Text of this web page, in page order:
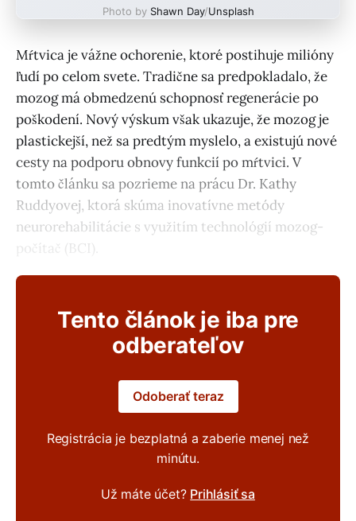
Photo by Shawn Day/Unsplash
Mŕtvica je vážne ochorenie, ktoré postihuje milióny
ľudí po celom svete. Tradične sa predpokladalo, že
mozog má obmedzenú schopnosť regenerácie po
poškodení. Nový výskum však ukazuje, že mozog je
plastickejší, než sa predtým myslelo, a existujú nové
cesty na podporu obnovy funkcií po mŕtvici. V
tomto článku sa pozrieme na prácu Dr. Kathy
Ruddyovej, ktorá skúma inovatívne metódy
neurorehabilitácie s využitím technológií mozog-
počítač (BCI).
Tento článok je iba pre
odberateľov
Odoberať teraz
Registrácia je bezplatná a zaberie menej než
minútu.
Už máte účet? Prihlásiť sa